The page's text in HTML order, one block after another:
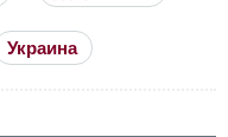
Украина